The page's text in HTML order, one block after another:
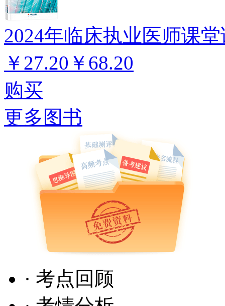
2024年临床执业医师课
￥27.20 ￥68.20
购买
更多图书
· 考点回顾